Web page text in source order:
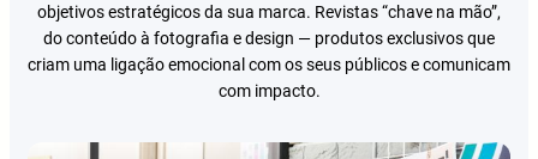
objetivos estratégicos da sua marca. Revistas “chave na mão”,
do conteúdo à fotografia e design — produtos exclusivos que
criam uma ligação emocional com os seus públicos e comunicam
com impacto.